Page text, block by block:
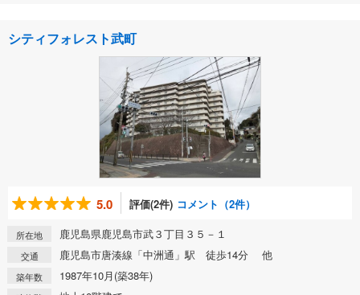
シティフォレスト武町
5.0 評価(2件) コメント（2件）
所在地 鹿児島県鹿児島市武３丁目３５－１
交通 鹿児島市唐湊線「中洲通」駅 徒歩14分 他
築年数 1987年10月(築38年)